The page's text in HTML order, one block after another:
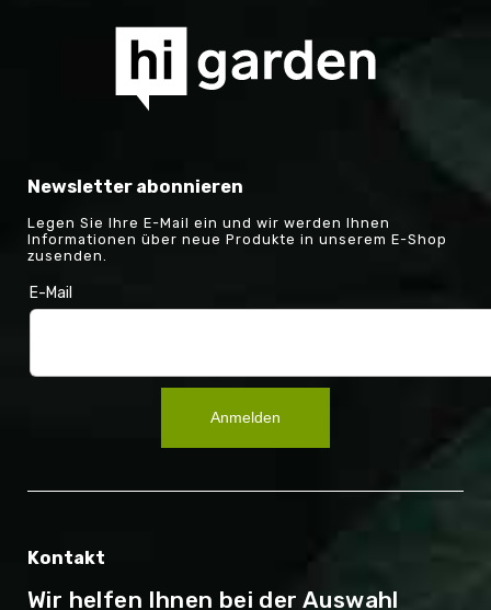
Newsletter abonnieren
Legen Sie Ihre E-Mail ein und wir werden Ihnen
Informationen über neue Produkte in unserem E-Shop
zusenden.
E-Mail
Anmelden
Kontakt
Wir helfen Ihnen bei der Auswahl